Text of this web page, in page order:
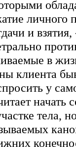
личного
и
в
клиента
у
начать
тела,